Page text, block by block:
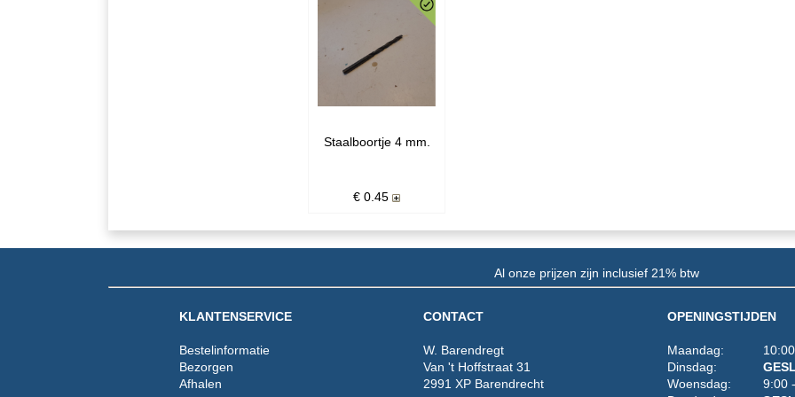
Staalboortje 4 mm.
€ 0.45
Al onze prijzen zijn inclusief 21% btw
KLANTENSERVICE
Bestelinformatie
Bezorgen
Afhalen
CONTACT
W. Barendregt
Van 't Hoffstraat 31
2991 XP Barendrecht
OPENINGSTIJDEN
Maandag: 10:00
Dinsdag:
Woensdag: 9:00 -